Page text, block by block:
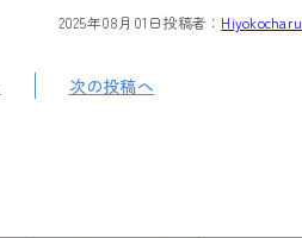
2025年08月01日投稿者： Hiyokocharu
次の投稿へ